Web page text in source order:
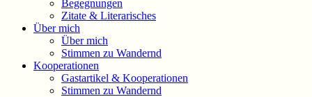
Begegnungen
Zitate & Literarisches
Über mich
Über mich
Stimmen zu Wandernd
Kooperationen
Gastartikel & Kooperationen
Stimmen zu Wandernd